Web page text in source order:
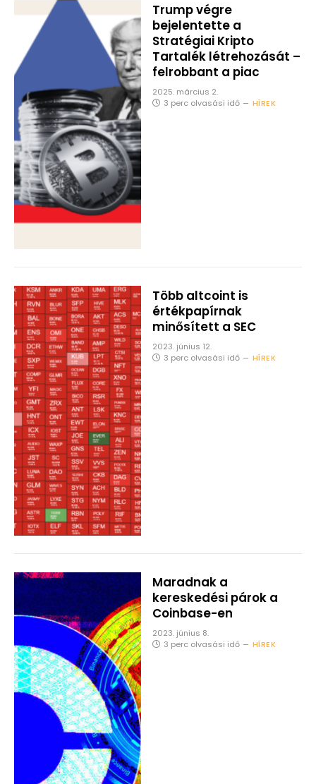
Trump végre
bejelentette a
Stratégiai Kripto
Tartalék létrehozását –
felrobbant a piac
2025. március 2.
3 perc olvasási idő
HÍREK
Több altcoint is
értékpapírnak
minősített a SEC
2023. június 12.
3 perc olvasási idő
HÍREK
Maradnak a
kereskedési párok a
Coinbase-en
2023. június 8.
3 perc olvasási idő
HÍREK